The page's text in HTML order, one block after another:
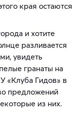
края остаются
и хотите
разливается
увидеть
гранаты на
«Клуба Гидов» в
предложений
из них.